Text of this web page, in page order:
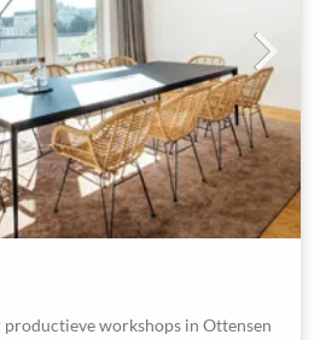
productieve workshops in Ottensen